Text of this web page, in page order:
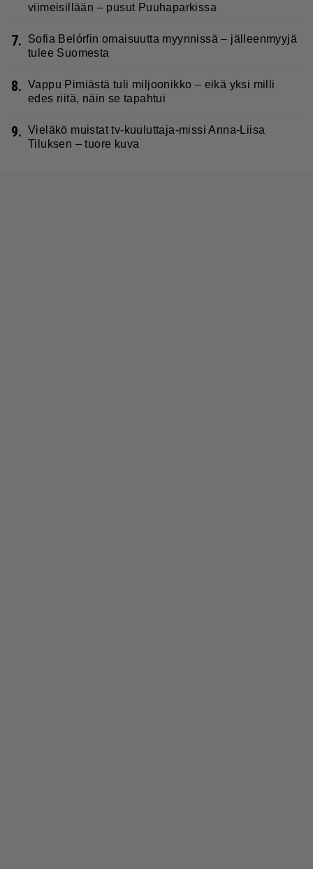
viimeisillään – pusut Puuhaparkissa
7.
Sofia Belórfin omaisuutta myynnissä – jälleenmyyjä
tulee Suomesta
8. Vappu Pimiästä tuli miljoonikko – eikä yksi milli
edes riitä, näin se tapahtui
9. Vieläkö muistat tv-kuuluttaja-missi Anna-Liisa
Tiluksen – tuore kuva